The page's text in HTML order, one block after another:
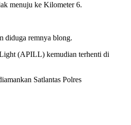
menuju ke Kilometer 6.
diduga remnya blong.
Light (APILL) kemudian terhenti di
Satlantas Polres